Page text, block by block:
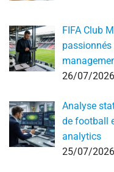
FIFA Club
26/07/2026
Analyse
de football
analytics
25/07/2026